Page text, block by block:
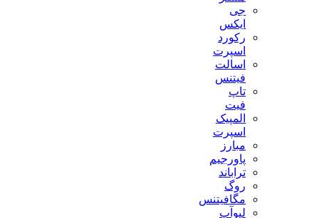
جی
رکورد
اسپرت
اسالت
فیتنس
تاپ
المپیک
اسپرت
مبارز
پاورجیم
تراباند
روگ
مگافیتنس
لیوآپ